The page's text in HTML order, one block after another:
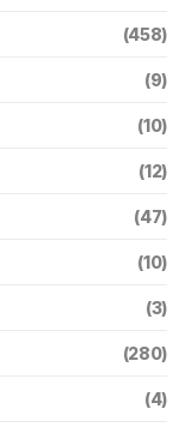
(458)
(9)
(10)
(12)
(47)
(10)
(3)
(280)
(4)